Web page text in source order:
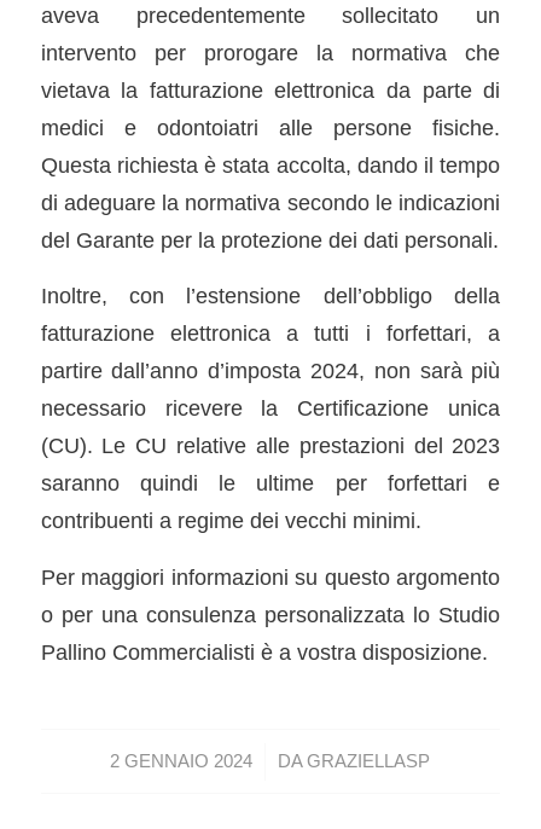
aveva precedentemente sollecitato un
intervento per prorogare la normativa che
vietava la fatturazione elettronica da parte di
medici e odontoiatri alle persone fisiche.
Questa richiesta è stata accolta, dando il tempo
di adeguare la normativa secondo le indicazioni
del Garante per la protezione dei dati personali.
Inoltre, con l’estensione dell’obbligo della
fatturazione elettronica a tutti i forfettari, a
partire dall’anno d’imposta 2024, non sarà più
necessario ricevere la Certificazione unica
(CU). Le CU relative alle prestazioni del 2023
saranno quindi le ultime per forfettari e
contribuenti a regime dei vecchi minimi.
Per maggiori informazioni su questo argomento
o per una consulenza personalizzata lo Studio
Pallino Commercialisti è a vostra disposizione.
2 GENNAIO 2024
/ DAGRAZIELLASP